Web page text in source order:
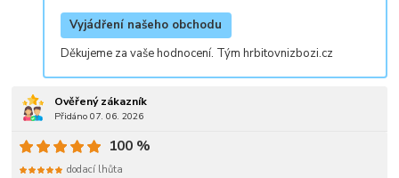
Vyjádření našeho obchodu
Děkujeme za vaše hodnocení. Tým hrbitovnizbozi.cz
Ověřený zákazník
Přidáno 07. 06. 2026
100 %
dodací lhůta